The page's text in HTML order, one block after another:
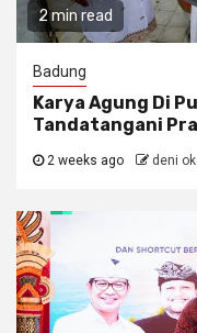
2 min read
Badung
Karya Agung Di
Tandatangani
2 weeks ago deni